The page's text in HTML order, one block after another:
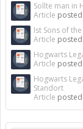
Sollte man in
Article posted
Ist Sons of
Article posted
Hogwarts
Article posted
Hogwarts
Standort
Article posted